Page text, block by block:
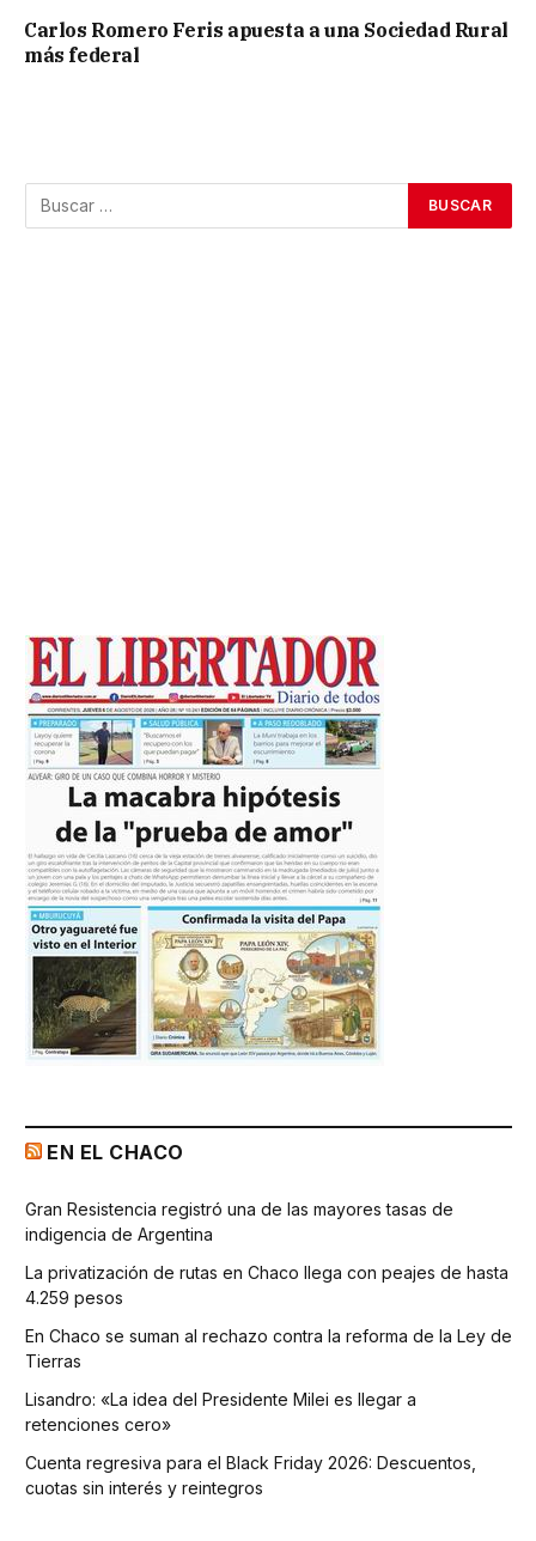
Carlos Romero Feris apuesta a una Sociedad Rural
más federal
EN EL CHACO
Gran Resistencia registró una de las mayores tasas de
indigencia de Argentina
La privatización de rutas en Chaco llega con peajes de hasta
4.259 pesos
En Chaco se suman al rechazo contra la reforma de la Ley de
Tierras
Lisandro: «La idea del Presidente Milei es llegar a
retenciones cero»
Cuenta regresiva para el Black Friday 2026: Descuentos,
cuotas sin interés y reintegros